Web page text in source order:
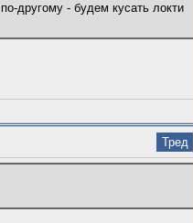
другому - будем кусать локти
Тред